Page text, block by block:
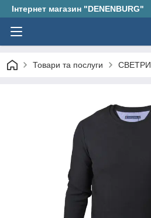
Інтернет магазин "DENENBURG"
Товари та послуги